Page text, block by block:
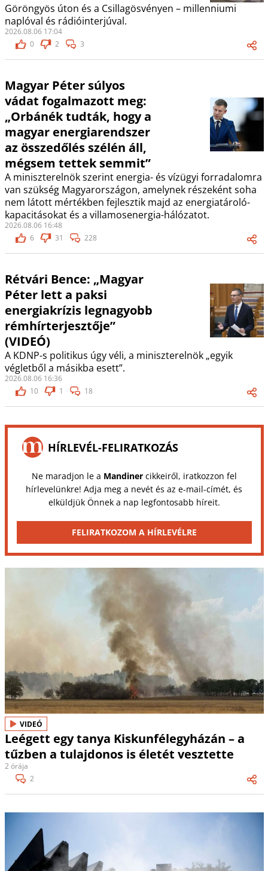
Göröngyös úton és a Csillagösvényen – millenniumi
naplóval és rádióinterjúval.
2026.08.06 17:04
0
2 3
Magyar Péter súlyos
vádat fogalmazott meg:
„Orbánék tudták, hogy a
magyar energiarendszer
az összedőlés szélén áll,
mégsem tettek semmit”
A miniszterelnök szerint energia- és vízügyi forradalomra
van szükség Magyarországon, amelynek részeként soha
nem látott mértékben fejlesztik majd az energiatároló-
kapacitásokat és a villamosenergia-hálózatot.
2026.08.06 16:48
6
31 228
Rétvári Bence: „Magyar
Péter lett a paksi
energiakrízis legnagyobb
rémhírterjesztője”
(VIDEÓ)
A KDNP-s politikus úgy véli, a miniszterelnök „egyik
végletből a másikba esett”.
2026.08.06 16:36
10
1 18
HÍRLEVÉL-FELIRATKOZÁS
Ne maradjon le a Mandinercikkeiről, iratkozzon fel
hírlevelünkre! Adja meg a nevét és az e-mail-címét, és
elküldjük Önnek a nap legfontosabb híreit.
FELIRATKOZOM A HÍRLEVÉLRE
VIDEÓ
Leégett egy tanya Kiskunfélegyházán – a
tűzben a tulajdonos is életét vesztette
2 órája
2